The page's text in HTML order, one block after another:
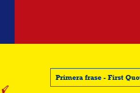
Primera frase - First